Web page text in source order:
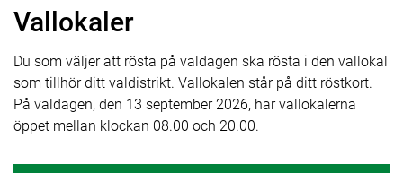
Vallokaler
Du som väljer att rösta på valdagen ska rösta i den vallokal
som tillhör ditt valdistrikt. Vallokalen står på ditt röstkort.
På valdagen, den 13 september 2026, har vallokalerna
öppet mellan klockan 08.00 och 20.00.